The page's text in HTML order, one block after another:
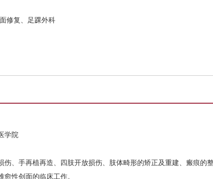
修复、足踝外科
学院
、手再植再造、四肢开放损伤、肢体畸形的矫正及重建、瘢痕的
性创面的临床工作。